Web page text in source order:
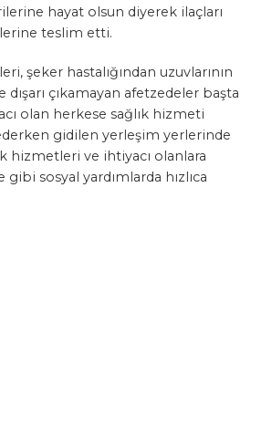
hayat olsun diyerek ilaçları
teslim etti.
şeker hastalığından uzuvlarının
dışarı çıkamayan afetzedeler başta
olan herkese sağlık hizmeti
gidilen yerleşim yerlerinde
hizmetleri ve ihtiyacı olanlara
sosyal yardımlarda hızlıca